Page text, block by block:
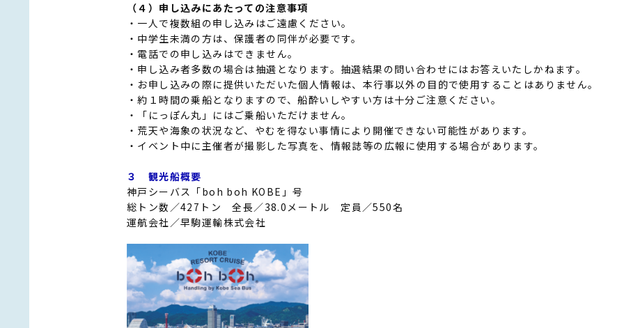
（４）申し込みにあたっての注意事項
・一人で複数組の申し込みはご遠慮ください。
・中学生未満の方は、保護者の同伴が必要です。
・電話での申し込みはできません。
・申し込み者多数の場合は抽選となります。抽選結果の問い合わせにはお答えいたしかねます。
・お申し込みの際に提供いただいた個人情報は、本行事以外の目的で使用することはありません。
・約１時間の乗船となりますので、船酔いしやすい方は十分ご注意ください。
・「にっぽん丸」にはご乗船いただけません。
・荒天や海象の状況など、やむを得ない事情により開催できない可能性があります。
・イベント中に主催者が撮影した写真を、情報誌等の広報に使用する場合があります。
３ 観光船概要
神戸シーバス「boh boh KOBE」号
総トン数／427トン 全長／38.0メートル 定員／550名
運航会社／早駒運輸株式会社